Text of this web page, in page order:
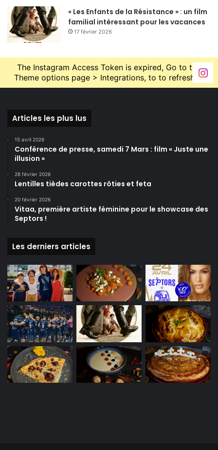
« Les Enfants de la Résistance » : un film
familial intéressant pour les vacances
17 février 2026
The Instagram Access Token is expired, Go to the
Theme options page > Integrations, to to refresh it.
Articles les plus lus
15 avril 2026
Conférence de presse, samedi 7 Mars : film « Juste une
illusion »
28 février 2026
Lentilles tièdes carottes rôties et feta
20 février 2026
Vitaa, première artiste féminine pour le showcase des
Septors !
Les derniers articles